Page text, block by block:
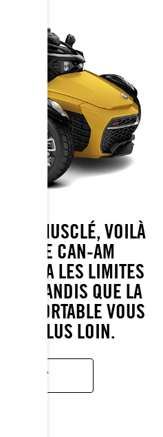
ET MUSCLÉ, VOILÀ
LE CAN-AM
LES LIMITES
TANDIS QUE LA
VOUS
PLUS LOIN.
PLUS